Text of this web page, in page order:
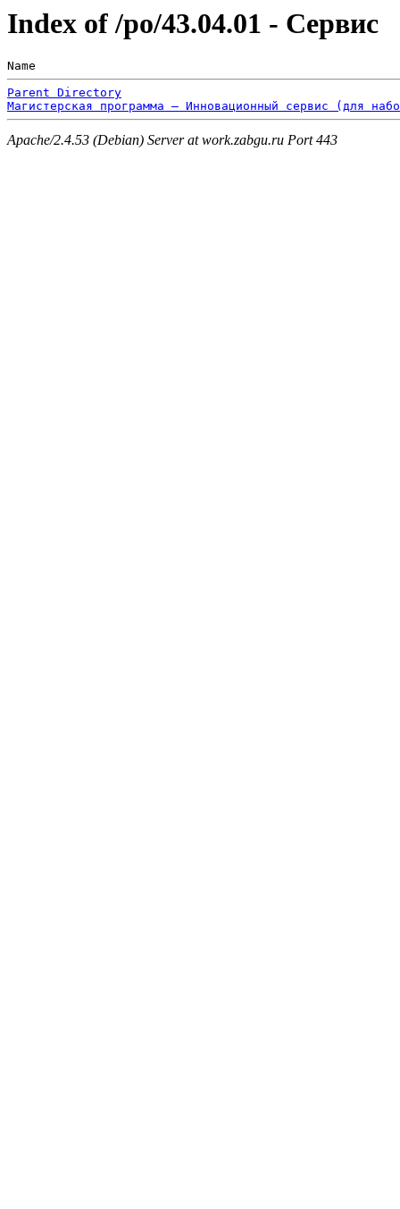
Index of /po/43.04.01 - Сервис
Name
Parent Directory
Магистерская программа – Инновационный сервис (для
Apache/2.4.53 (Debian) Server at work.zabgu.ru Port 443